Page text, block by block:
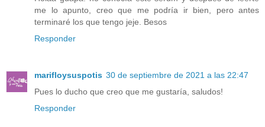
me lo apunto, creo que me podría ir bien, pero antes
terminaré los que tengo jeje. Besos
Responder
marifloysuspotis 30 de septiembre de 2021 a las 22:47
Pues lo ducho que creo que me gustaría, saludos!
Responder